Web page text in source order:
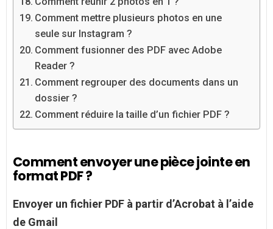
Comment mettre plusieurs photos en une
seule sur Instagram ?
Comment fusionner des PDF avec Adobe
Reader ?
Comment regrouper des documents dans un
dossier ?
Comment réduire la taille d’un fichier PDF ?
Comment envoyer une pièce jointe en
format PDF ?
Envoyer un fichier PDF à partir d’Acrobat à l’aide
de Gmail